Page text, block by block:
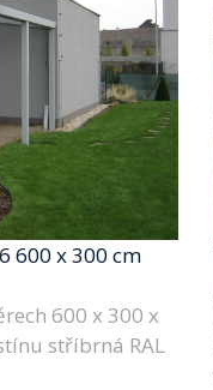
600 x 300 cm
600 x 300 x
stříbrná RAL